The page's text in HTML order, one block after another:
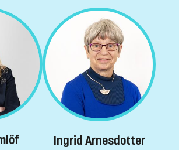
Ingrid Arnesdotter